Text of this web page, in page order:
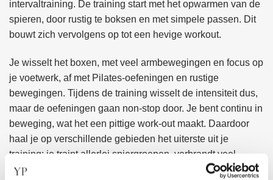
Deze
optie
op
de
productpagina
Deze
optie
kan
gekozen
op
de
productpagina
intervaltraining. De training start met het opwarmen van de
spieren, door rustig te boksen en met simpele passen. Dit
bouwt zich vervolgens op tot een hevige workout.
Je wisselt het boxen, met veel armbewegingen en focus op
je voetwerk, af met Pilates-oefeningen en rustige
bewegingen. Tijdens de training wisselt de intensiteit dus,
maar de oefeningen gaan non-stop door. Je bent continu in
beweging, wat het een pittige work-out maakt. Daardoor
haal je op verschillende gebieden het uiterste uit je
training: je traint allerlei spiergroepen, verbrandt veel
calorieën en verbetert je conditie.